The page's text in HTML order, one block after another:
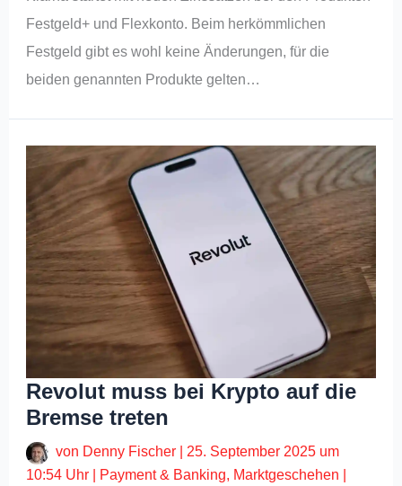
Festgeld+ und Flexkonto. Beim herkömmlichen
Festgeld gibt es wohl keine Änderungen, für die
beiden genannten Produkte gelten…
Revolut muss bei Krypto auf die
Bremse treten
von Denny Fischer
25. September 2025 um
10:54 Uhr
Payment & Banking, Marktgeschehen